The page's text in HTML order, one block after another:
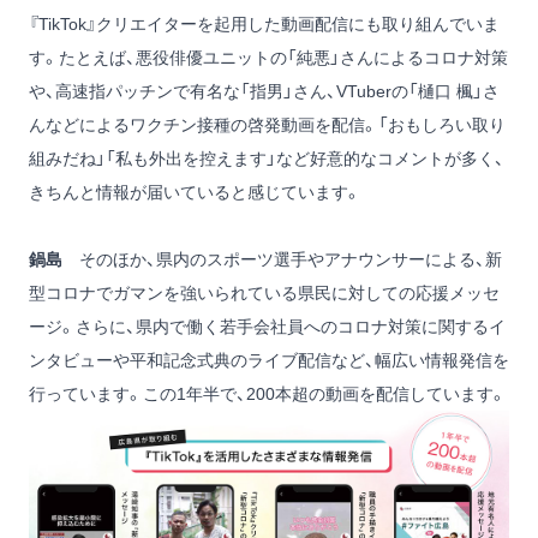
『TikTok』クリエイターを起用した動画配信にも取り組んでいま
す。たとえば、悪役俳優ユニットの「純悪」さんによるコロナ対策
や、高速指パッチンで有名な「指男」さん、VTuberの「樋口 楓」さ
んなどによるワクチン接種の啓発動画を配信。「おもしろい取り
組みだね」「私も外出を控えます」など好意的なコメントが多く、
きちんと情報が届いていると感じています。
鍋島 そのほか、県内のスポーツ選手やアナウンサーによる、新
型コロナでガマンを強いられている県民に対しての応援メッセ
ージ。さらに、県内で働く若手会社員へのコロナ対策に関するイ
ンタビューや平和記念式典のライブ配信など、幅広い情報発信を
行っています。この1年半で、200本超の動画を配信しています。